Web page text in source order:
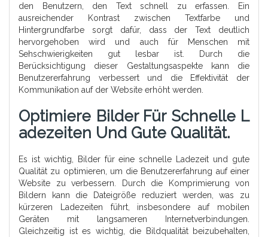
den Benutzern, den Text schnell zu erfassen. Ein
ausreichender Kontrast zwischen Textfarbe und
Hintergrundfarbe sorgt dafür, dass der Text deutlich
hervorgehoben wird und auch für Menschen mit
Sehschwierigkeiten gut lesbar ist. Durch die
Berücksichtigung dieser Gestaltungsaspekte kann die
Benutzererfahrung verbessert und die Effektivität der
Kommunikation auf der Website erhöht werden.
Optimiere Bilder Für Schnelle L
Adezeiten Und Gute Qualität.
Es ist wichtig, Bilder für eine schnelle Ladezeit und gute
Qualität zu optimieren, um die Benutzererfahrung auf einer
Website zu verbessern. Durch die Komprimierung von
Bildern kann die Dateigröße reduziert werden, was zu
kürzeren Ladezeiten führt, insbesondere auf mobilen
Geräten mit langsameren Internetverbindungen.
Gleichzeitig ist es wichtig, die Bildqualität beizubehalten,